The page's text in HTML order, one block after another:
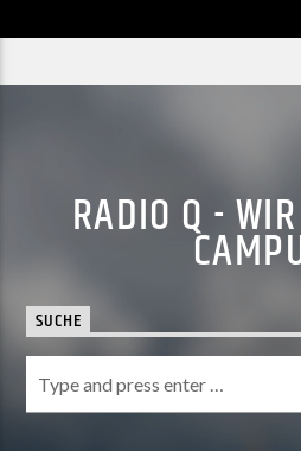
RADIO Q -
SUCHE